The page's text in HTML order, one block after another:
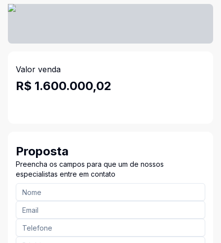
Valor venda
R$ 1.600.000,02
Proposta
Preencha os campos para que um de nossos
especialistas entre em contato